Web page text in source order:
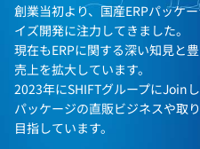
創業当初より、国産ERPパッケ
イズ開発に注力してきました。
現在もERPに関する深い知見と豊
売上を拡大しています。
2023年にSHIFTグループにJoin
パッケージの直販ビジネスや取
目指しています。